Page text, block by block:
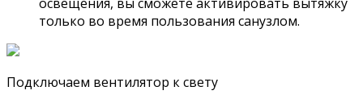
только во время пользования санузлом.
Подключаем вентилятор к свету